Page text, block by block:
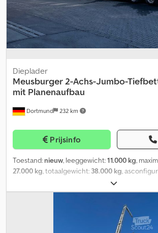
Dortmund 232 km
Dieplader
Meusburger2-Achs-Jumbo-
mit Planenaufbau
Prijsinfo
Toestand: nieuw, leeggewicht:11.000 kg,
27.000 kg, totaalgewicht: 38.000 kg,
,
bandenmaten:235/75 R17.5, kleur:grijs,
, Chassis: -Stalen gelast
frameconstructie met voor- en
zonder afschuining aan de achterzijde -